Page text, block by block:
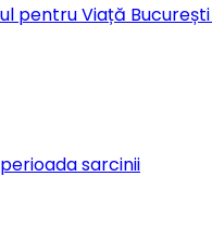
pentru Viață
sarcinii